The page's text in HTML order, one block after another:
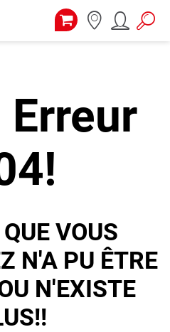
Erreur
VOUS
N'A PU ÊTRE
N'EXISTE